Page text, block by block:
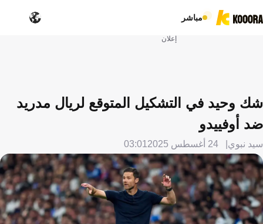
مباشر
إعلان
شك وحيد في التشكيل المتوقع لريال مدريد
ضد أوفييدو
سيد نبوي 24 أغسطس 2025 03:01